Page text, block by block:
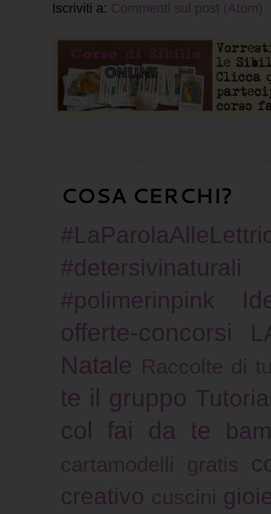
Iscriviti a: Commenti sul post (Atom)
COSA CERCHI?
#detersivinaturali
#polimerinpink
offerte-concorsi
Natale Raccolte di
te il gruppo
col fai da te
cartamodelli gratis
creativo cuscini